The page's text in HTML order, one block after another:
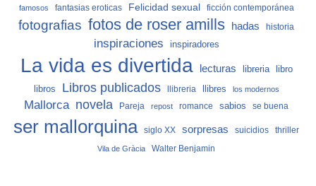
famosos fantasias eroticas Felicidad sexual ficción contemporánea
fotografias fotos de roser amills hadas historia
inspiraciones inspiradores
La vida es divertida lecturas libreria
libro
libros
Libros publicados llibreria llibres los modernos
Mallorca novela Pareja repost romance sabios se buena
ser mallorquina siglo XX sorpresas suicidios thriller
Vila de Gràcia Walter Benjamin